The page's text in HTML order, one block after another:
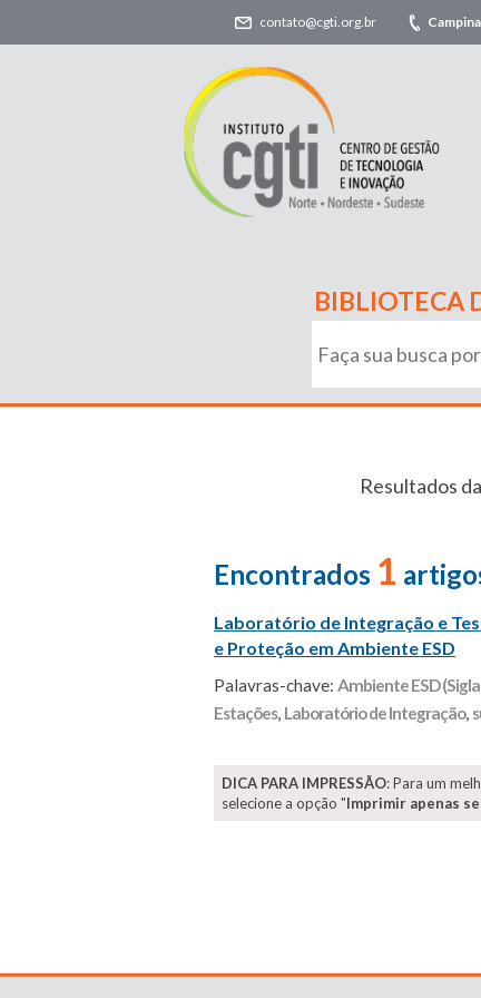
contato@cgti.org.br
BIBLIOTECA
Resultados
Encontrados 1
Laboratório de Integração e
e Proteção em Ambiente ESD
Palavras-chave: Ambiente ESD
Estações, Laboratório de Integração,
DICA PARA IMPRESSÃO: Para um
selecione a opção "Imprimir apenas